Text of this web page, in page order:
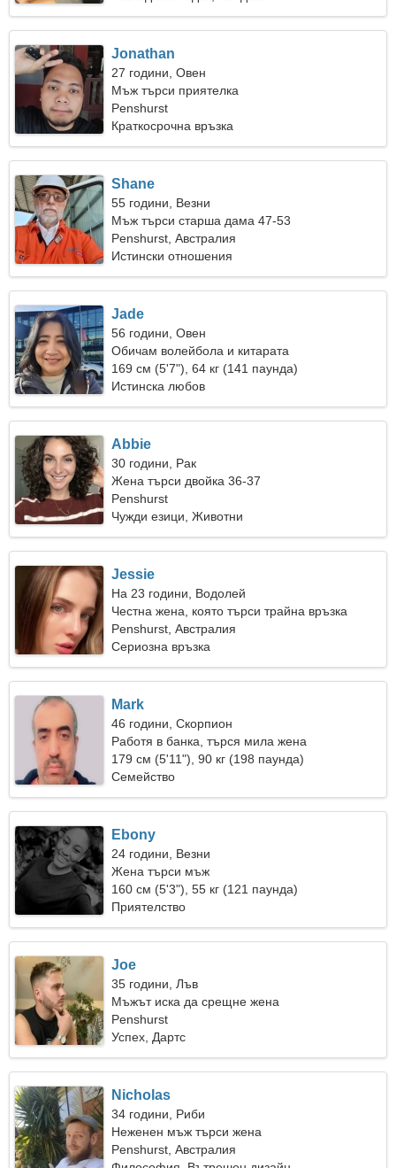
Jonathan
27 години, Овен
Мъж търси приятелка
Penshurst
Краткосрочна връзка
Shane
55 години, Везни
Мъж търси старша дама 47-53
Penshurst, Австралия
Истински отношения
Jade
56 години, Овен
Обичам волейбола и китарата
169 см (5'7"), 64 кг (141 паунда)
Истинска любов
Abbie
30 години, Рак
Жена търси двойка 36-37
Penshurst
Чужди езици, Животни
Jessie
На 23 години, Водолей
Честна жена, която търси трайна връзка
Penshurst, Австралия
Сериозна връзка
Mark
46 години, Скорпион
Работя в банка, търся мила жена
179 см (5'11"), 90 кг (198 паунда)
Семейство
Ebony
24 години, Везни
Жена търси мъж
160 см (5'3"), 55 кг (121 паунда)
Приятелство
Joe
35 години, Лъв
Мъжът иска да срещне жена
Penshurst
Успех, Дартс
Nicholas
34 години, Риби
Неженен мъж търси жена
Penshurst, Австралия